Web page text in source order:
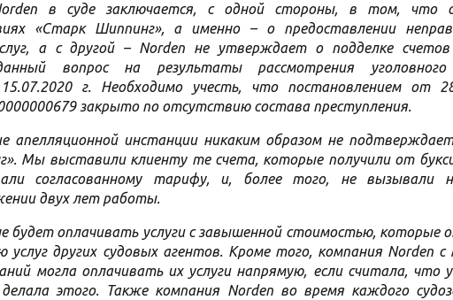
в суде заключается, с одной стороны, в том, что
«Старк Шиппинг», а именно – о предоставлении
а с другой – Norden не утверждает о подделке
вопрос на результаты рассмотрения
г. Необходимо учесть, что постановлением от
закрыто по отсутствию состава преступления.
апелляционной инстанции никаким образом не
Мы выставили клиенту те счета, которые получили от
согласованному тарифу, и, более того, не вызывали
двух лет работы.
будет оплачивать услуги с завышенной стоимостью, которые
услуг других судовых агентов. Кроме того, компания Norden
могла оплачивать их услуги напрямую, если считала, что
этого. Также компания Norden во время каждого